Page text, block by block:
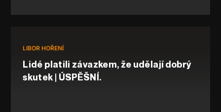
LIBOR HOŘENÍ
Lidé platili závazkem, že udělají dobrý
skutek | ÚSPĚŠNÍ.